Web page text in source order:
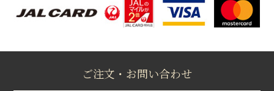
ご注文・お問い合わせ